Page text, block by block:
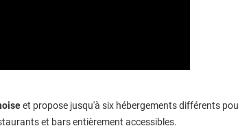
et propose jusqu'à six hébergements différents
et bars entièrement accessibles.